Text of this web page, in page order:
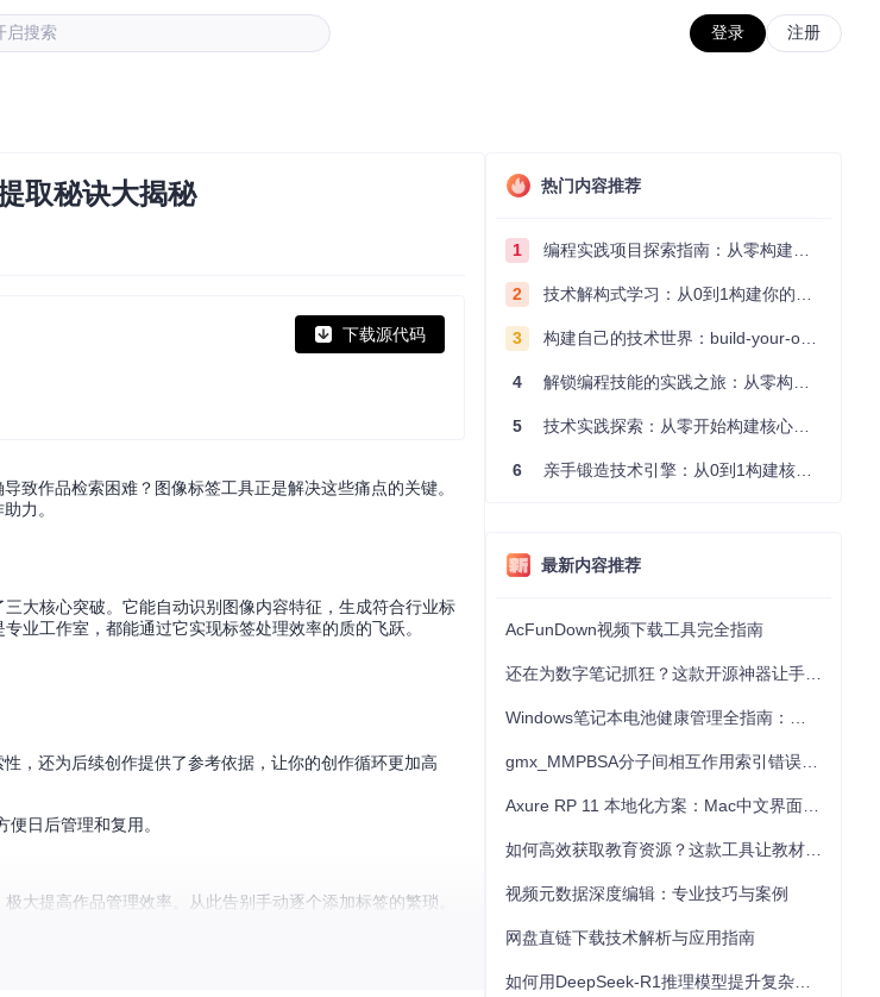
启搜索 登录 注册
取秘诀大揭秘
下载源代码
致作品检索困难？图像标签工具正是解决这些痛点的关键。
力。
大核心突破。它能自动识别图像内容特征，生成符合行业标
业工作室，都能通过它实现标签处理效率的质的飞跃。
，还为后续创作提供了参考依据，让你的创作循环更加高
日后管理和复用。
大提高作品管理效率。从此告别手动逐个添加标签的繁琐。
热门内容推荐
1 编程实践项目探索指南：从零构建技术能力体系
2 技术解构式学习：从0到1构建你的编程知识体系
3 构建自己的技术世界：build-your-own-x项目的实践探索指南
4 解锁编程技能的实践之旅：从零构建你的技术世界
5 技术实践探索：从零开始构建核心系统的实践指南
6 亲手锻造技术引擎：从0到1构建核心系统的实践指南
最新内容推荐
AcFunDown视频下载工具完全指南
视频元数据深度编辑：专业技巧与案例
网盘直链下载技术解析与应用指南